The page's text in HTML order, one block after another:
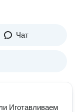
Чат
Иготавливаем